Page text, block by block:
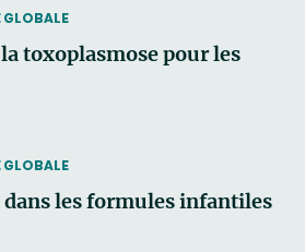
toxoplasmose pour les
les formules infantiles